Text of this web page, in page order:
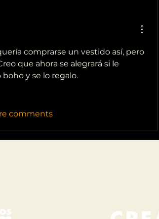
comprarse un vestido así, pero
que ahora se alegrará si le
y se lo regalo.
comments